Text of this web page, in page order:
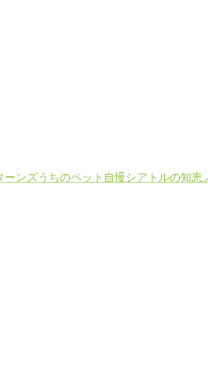
ーンズうちのペット自慢 シアトルの知恵